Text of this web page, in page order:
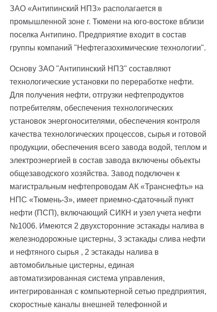
ЗАО «Антипинский НПЗ» располагается в
промышленной зоне г. Тюмени на юго-востоке вблизи
поселка Антипино. Предприятие входит в состав
группы компаний "Нефтегазохимические технологии".
Основу ЗАО "Антипинский НПЗ" составляют
технологические установки по переработке нефти.
Для получения нефти, отгрузки нефтепродуктов
потребителям, обеспечения технологических
установок энергоносителями, обеспечения контроля
качества технологических процессов, сырья и готовой
продукции, обеспечения всего завода водой, теплом и
электроэнергией в состав завода включены объекты
общезаводского хозяйства. Завод подключен к
магистральным нефтепроводам АК «Транснефть» на
НПС «Тюмень-3», имеет приемно-сдаточный пункт
нефти (ПСП), включающий СИКН и узел учета нефти
№1006. Имеются 2 двухсторонние эстакады налива в
железнодорожные цистерны, 3 эстакады слива нефти
и нефтяного сырья , 2 эстакады налива в
автомобильные цистерны, единая
автоматизированная система управления,
интегрированная с компьютерной сетью предприятия,
скоростные каналы внешней телефонной и